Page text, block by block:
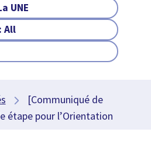
UNE
All
[Communiqué de
étape pour l’Orientation